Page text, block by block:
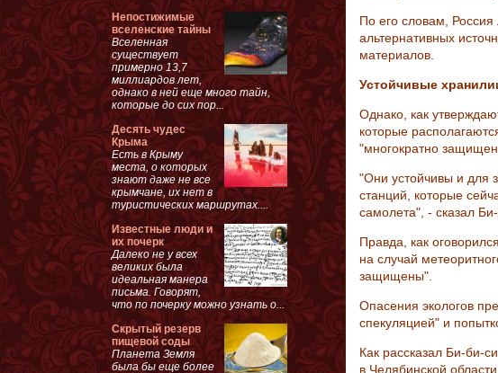
По его словам, Россия
альтернативных
материалов.
Устойчивые
Однако, как
которые
"многократно
"Они устойчивы и для
станций, которые
самолета", - сказал
Правда, как
на случай
защищены".
Опасения экологов
спекуляцией" и
Как рассказал Би-би-
в Челябинской
Непостижимые
вселенские тайны
Вселенная
существует
примерно 13,7
миллиардов лет,
однако в ней еще много тайн,
которые до сих пор...
Десять чудес
Крыма
Есть в Крыму
места, о которых
знают даже не все
крымчане, их нет в
туристических маршрутах....
Известные люди и
их почерк
Далеко не у всех
великих была
идеальная манера
письма. Говорят,
что по почерку можно узнать о...
Скрытый резерв
пищевой соды
Планета Земля
была бы еще более